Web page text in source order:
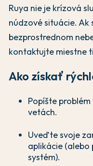
Ruya nie je krízová
núdzové situácie. Ak
bezprostrednom
kontaktujte miestne
Ako získať
Popíšte
vetách.
Uveďte svoje
aplikácie (alebo
systém).